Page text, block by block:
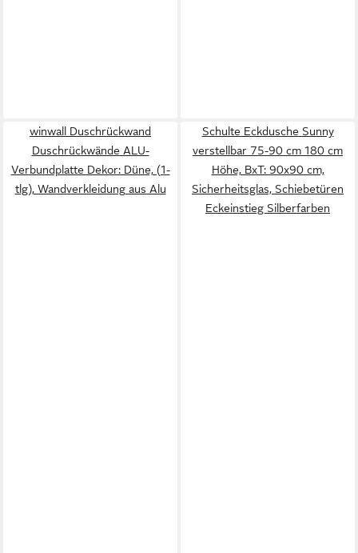
winwall Duschrückwand
Duschrückwände ALU-
Verbundplatte Dekor: Düne, (1-
tlg), Wandverkleidung aus Alu
Schulte Eckdusche Sunny
verstellbar 75-90 cm 180 cm
Höhe, BxT: 90x90 cm,
Sicherheitsglas, Schiebetüren
Eckeinstieg Silberfarben